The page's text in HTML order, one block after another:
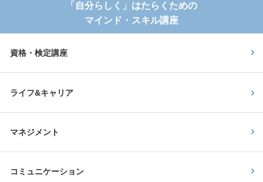
「自分らしく」はたらくための
マインド・スキル講座
資格・検定講座
ライフ&キャリア
マネジメント
コミュニケーション